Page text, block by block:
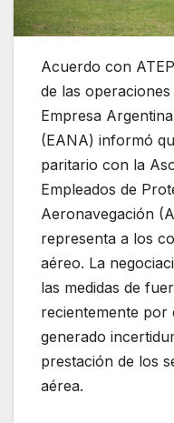
Acuerdo con
de las
Empresa
(EANA) informó
paritario con la
Empleados de
Aeronavegación
representa a los
aéreo. La
las medidas de
recientemente por
generado
prestación de los
aérea.